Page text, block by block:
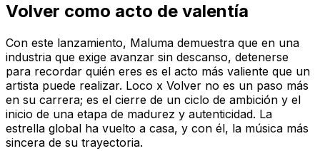
Volver como acto de valentía
Con este lanzamiento, Maluma demuestra que en una
industria que exige avanzar sin descanso, detenerse
para recordar quién eres es el acto más valiente que un
artista puede realizar. Loco x Volver no es un paso más
en su carrera; es el cierre de un ciclo de ambición y el
inicio de una etapa de madurez y autenticidad. La
estrella global ha vuelto a casa, y con él, la música más
sincera de su trayectoria.